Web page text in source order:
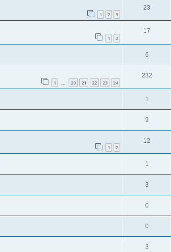
1 2 3
23
1 2
17
6
1 … 20 21 22 23 24
232
1
9
1 2
12
1
3
0
0
3